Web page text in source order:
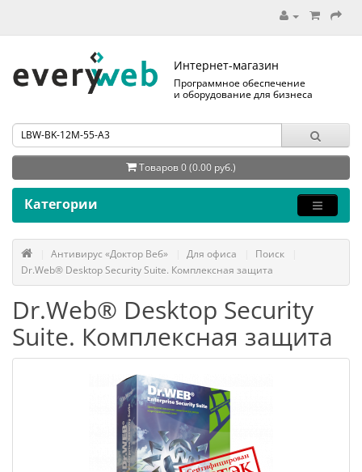
Интернет-магазин
Программное обеспечение
и оборудование для бизнеса
Товаров 0 (0.00 руб.)
Категории
Антивирус «Доктор Веб» Для офиса
Поиск
Dr.Web® Desktop Security Suite. Комплексная защита
Dr.Web® Desktop Security
Suite. Комплексная защита